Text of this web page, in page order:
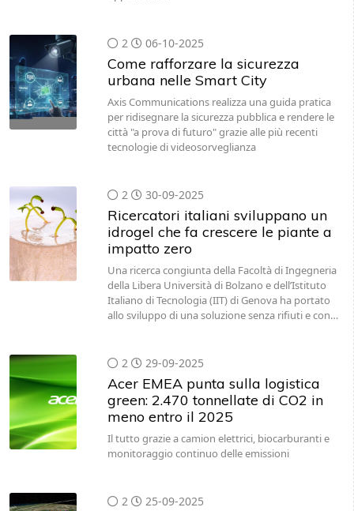
2 06-10-2025
Come rafforzare la sicurezza
urbana nelle Smart City
Axis Communications realizza una guida pratica
per ridisegnare la sicurezza pubblica e rendere le
città "a prova di futuro" grazie alle più recenti
tecnologie di videosorveglianza
2 30-09-2025
Ricercatori italiani sviluppano un
idrogel che fa crescere le piante a
impatto zero
Una ricerca congiunta della Facoltà di Ingegneria
della Libera Università di Bolzano e dell’Istituto
Italiano di Tecnologia (IIT) di Genova ha portato
allo sviluppo di una soluzione senza rifiuti e con…
2 29-09-2025
Acer EMEA punta sulla logistica
green: 2.470 tonnellate di CO2 in
meno entro il 2025
Il tutto grazie a camion elettrici, biocarburanti e
monitoraggio continuo delle emissioni
2 25-09-2025